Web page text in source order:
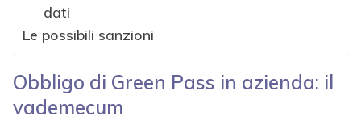
dati
Le possibili sanzioni
Obbligo di Green Pass in azienda: il
vademecum